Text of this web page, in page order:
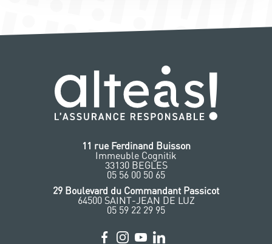
11 rue Ferdinand Buisson
Immeuble Cognitik
33130 BEGLES
‭05 56 00 50 65
‭29 Boulevard du Commandant Passicot
64500 SAINT-JEAN DE LUZ
05 59 22 29 95